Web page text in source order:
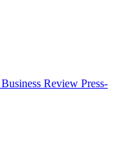
Review Press-